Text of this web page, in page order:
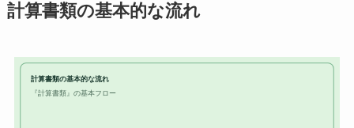
計算書類の基本的な流れ
計算書類の基本的な流れ
『計算書類』の基本フロー